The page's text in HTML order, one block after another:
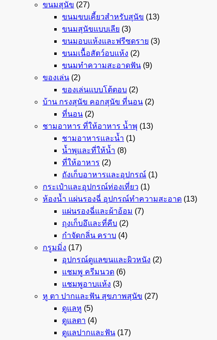
ขนมสุนัข (27)
ขนมขบเคี้ยวสำหรับสุนัข (13)
ขนมสุนัขแบบเลีย (3)
ขนมอบแห้งและฟรีซดราย (3)
ขนมเนื้อสัตว์อบแห้ง (2)
ขนมทำความสะอาดฟัน (9)
ของเล่น (2)
ของเล่นแบบโต้ตอบ (2)
บ้าน กรงสุนัข คอกสุนัข ที่นอน (2)
ที่นอน (2)
ชามอาหาร ที่ให้อาหาร น้ำพุ (13)
ชามอาหารและน้ำ (1)
น้ำพุและที่ให้น้ำ (8)
ที่ให้อาหาร (2)
ถังเก็บอาหารและอุปกรณ์ (1)
กระเป๋าและอุปกรณ์ท่องเที่ยว (1)
ห้องน้ำ แผ่นรองฉี่ อุปกรณ์ทำความสะอาด (13)
แผ่นรองฉี่และผ้าอ้อม (7)
ถุงเก็บอึและที่คีบ (2)
กำจัดกลิ่น คราบ (4)
กรูมมิ่ง (17)
อุปกรณ์ดูแลขนและผิวหนัง (2)
แชมพู ครีมนวด (6)
แชมพูอาบแห้ง (3)
หู ตา ปากและฟัน สุขภาพสุนัข (27)
ดูแลหู (5)
ดูแลตา (4)
ดูแลปากและฟัน (17)